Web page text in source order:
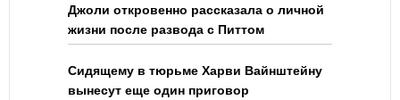
Джоли откровенно рассказала о личной
жизни после развода с Питтом
Сидящему в тюрьме Харви Вайнштейну
вынесут еще один приговор